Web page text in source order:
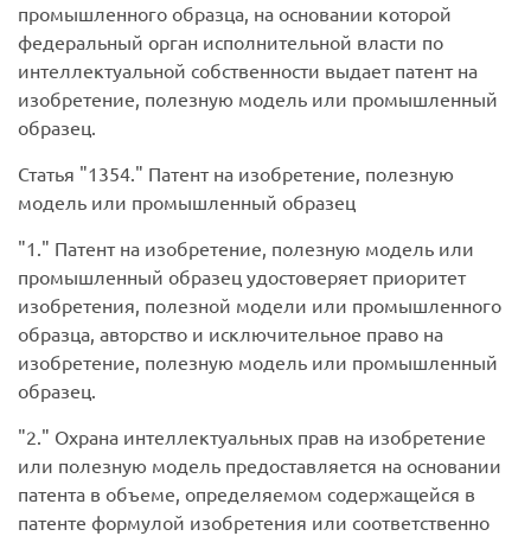
промышленного образца, на основании которой
федеральный орган исполнительной власти по
интеллектуальной собственности выдает патент на
изобретение, полезную модель или промышленный
образец.
Статья
1354.
Патент на изобретение, полезную
модель или промышленный образец
1.
Патент на изобретение, полезную модель или
промышленный образец удостоверяет приоритет
изобретения, полезной модели или промышленного
образца, авторство и исключительное право на
изобретение, полезную модель или промышленный
образец.
2.
Охрана интеллектуальных прав на изобретение
или полезную модель предоставляется на основании
патента в объеме, определяемом содержащейся в
патенте формулой изобретения или соответственно